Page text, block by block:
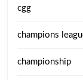
cgg
champions
championship